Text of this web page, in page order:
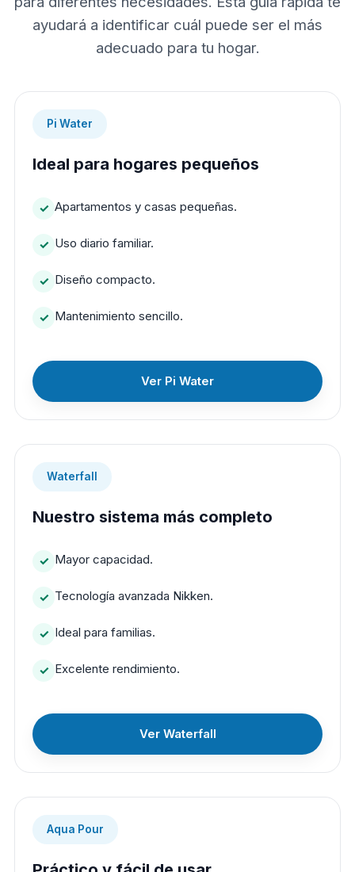
ayudará a identificar cuál puede ser el más
adecuado para tu hogar.
Pi Water
Ideal para hogares pequeños
Apartamentos y casas pequeñas.
Uso diario familiar.
Diseño compacto.
Mantenimiento sencillo.
Ver Pi Water
Waterfall
Nuestro sistema más completo
Mayor capacidad.
Tecnología avanzada Nikken.
Ideal para familias.
Excelente rendimiento.
Ver Waterfall
Aqua Pour